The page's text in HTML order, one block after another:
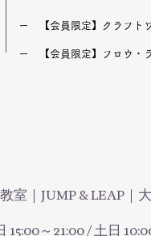
ー 【会員限定】クラフト
ー 【会員限定】フロウ・
室｜JUMP & LEAP｜
15:00～21:00 / 土日